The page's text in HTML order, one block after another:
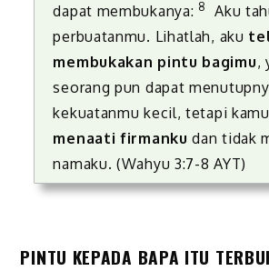
dapat membukanya: 8
Aku
perbuatanmu. Lihatlah, aku
membukakan pintu bagimu,
seorang pun dapat
kekuatanmu kecil, tetapi
menaati firmanku dan tidak
namaku. (Wahyu 3:7-8 AYT)
PINTU KEPADA BAPA ITU